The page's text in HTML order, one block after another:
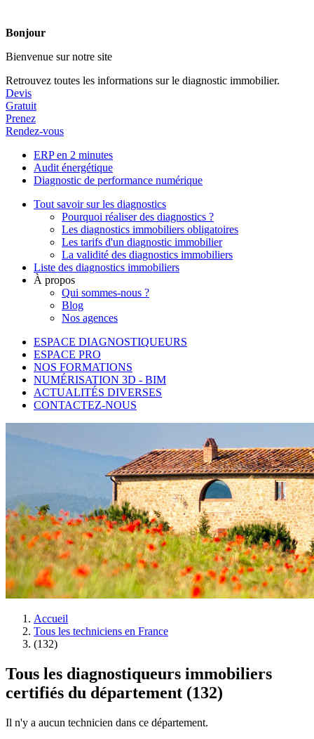
Bonjour
Bienvenue sur notre site
Retrouvez toutes les informations sur le diagnostic immobilier.
Devis
Gratuit
Prenez
Rendez-vous
ERP en 2 minutes
Audit énergétique
Diagnostic de performance numérique
Tout savoir sur les diagnostics
Pourquoi réaliser des diagnostics ?
Les diagnostics immobiliers obligatoires
Les tarifs d'un diagnostic immobilier
La validité des diagnostics immobiliers
Liste des diagnostics immobiliers
À propos
Qui sommes-nous ?
Blog
Nos agences
ESPACE DIAGNOSTIQUEURS
ESPACE PRO
NOS FORMATIONS
NUMÉRISATION 3D - BIM
ACTUALITÉS DIVERSES
CONTACTEZ-NOUS
Accueil
Tous les techniciens en France
(132)
Tous les diagnostiqueurs immobiliers
certifiés du département (132)
Il n'y a aucun technicien dans ce département.